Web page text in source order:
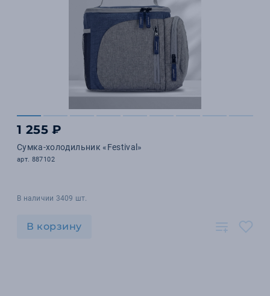
1 255 ₽
Сумка-холодильник «Festival»
арт. 887102
В наличии 3409 шт.
В корзину